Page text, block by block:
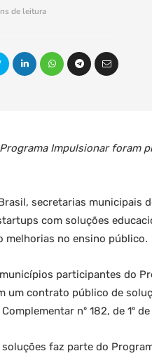
de leitura
Impulsionar foram
secretarias municipais
com soluções
melhorias no ensino público.
participantes do
um contrato público de
nº 182, de 1º
faz parte do